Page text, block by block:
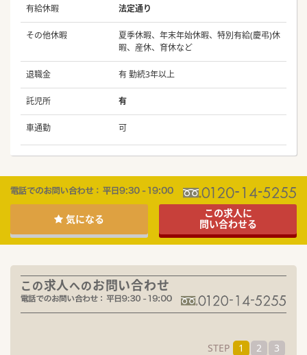
有給休暇 法定通り
その他休暇
夏季休暇、年末年始休暇、特別有給(慶弔)休
暇、産休、育休など
退職金 有 勤続3年以上
託児所 有
車通勤 可
気になる
この求人に
問い合わせる
この求人へのお問い合わせ
STEP 1 2 3